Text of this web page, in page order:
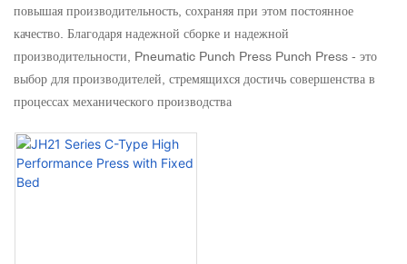
повышая производительность, сохраняя при этом постоянное
качество. Благодаря надежной сборке и надежной
производительности, Pneumatic Punch Press Punch Press - это
выбор для производителей, стремящихся достичь совершенства в
процессах механического производства